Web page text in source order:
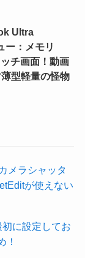
Ultra
ー：メモリ
チ画面！動画
型軽量の怪物
メラシャッタ
が使えない
に設定してお
！